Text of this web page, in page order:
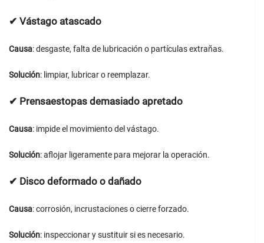
✔ Vástago atascado
Causa: desgaste, falta de lubricación o partículas extrañas.
Solución: limpiar, lubricar o reemplazar.
✔ Prensaestopas demasiado apretado
Causa: impide el movimiento del vástago.
Solución: aflojar ligeramente para mejorar la operación.
✔ Disco deformado o dañado
Causa: corrosión, incrustaciones o cierre forzado.
Solución: inspeccionar y sustituir si es necesario.